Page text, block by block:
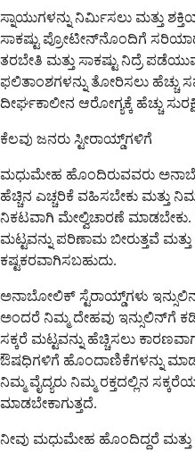
ಸ್ನಾಯುಗಳನ್ನು ನಿರ್ಮಿಸಲು ಮತ್ತು
ಸಾಕಷ್ಟು ಪ್ರೋಟೀನ್‌ನೊಂದಿಗೆ
ತರಬೇತಿ ಮತ್ತು ಸಾಕಷ್ಟು ನಿದ್ರೆ
ಫಲಿತಾಂಶಗಳನ್ನು ತೋರಿಸಲು ಹೆಚ್ಚು
ದೀರ್ಘಕಾಲೀನ ಆರೋಗ್ಯಕ್ಕೆ ಹೆಚ್ಚು
ಕೆಲವು ಜನರು ಸ್ಟೀರಾಯ್ಡ್‌ಗಳಿಗೆ
ಮಧುಮೇಹ ಹೊಂದಿರುವವರು
ಹೆಚ್ಚಿನ ಎಚ್ಚರಿಕೆ ವಹಿಸಬೇಕು ಮತ್ತು
ನಿಕಟವಾಗಿ ಮೇಲ್ವಿಚಾರಣೆ ಮಾಡಬೇಕು.
ಮಟ್ಟವನ್ನು ಪರಿಣಾಮ ಬೀರುತ್ತವೆ
ಕಷ್ಟಕರವಾಗಿಸಬಹುದು.
ಅನಾಬೋಲಿಕ್ ಸ್ಟೆರಾಯ್ಡ್‌ಗಳು
ಅಂದರೆ ನಿಮ್ಮ ದೇಹವು ಇನ್ಸುಲಿನ್‌ಗೆ
ಸಕ್ಕರೆ ಮಟ್ಟವನ್ನು ಹೆಚ್ಚಿಸಲು
ಔಷಧಿಗಳಿಗೆ ಹೊಂದಾಣಿಕೆಗಳನ್ನು
ನಿಮ್ಮ ವೈದ್ಯರು ನಿಮ್ಮ ರಕ್ತದಲ್ಲಿನ
ಮಾಡಬೇಕಾಗುತ್ತದೆ.
ನೀವು ಮಧುಮೇಹ ಹೊಂದಿದ್ದರೆ ಮತ್ತು